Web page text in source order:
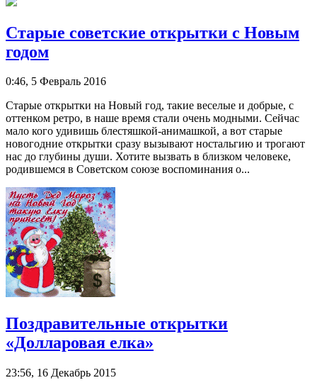
Старые советские открытки с Новым
годом
0:46, 5 Февраль 2016
Старые открытки на Новый год, такие веселые и добрые, с
оттенком ретро, в наше время стали очень модными. Сейчас
мало кого удивишь блестяшкой-анимашкой, а вот старые
новогодние открытки сразу вызывают ностальгию и трогают
нас до глубины души. Хотите вызвать в близком человеке,
родившемся в Советском союзе воспоминания о...
Поздравительные открытки
«Долларовая елка»
23:56, 16 Декабрь 2015